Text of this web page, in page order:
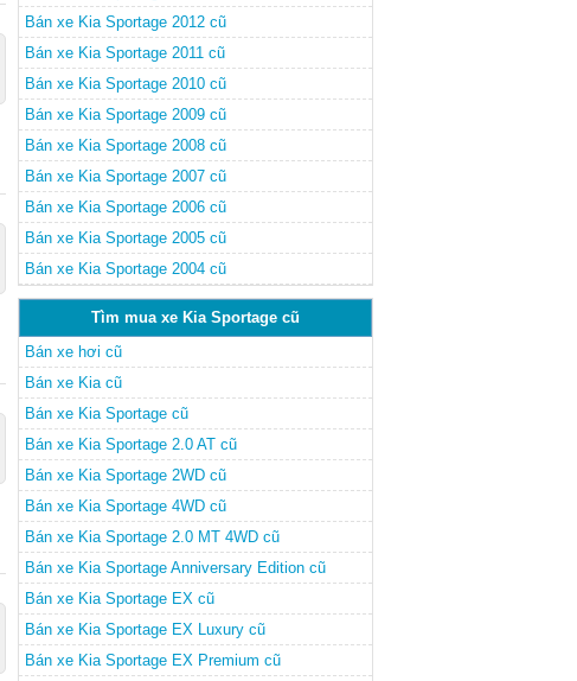
Bán xe Kia Sportage 2012 cũ
Bán xe Kia Sportage 2011 cũ
Bán xe Kia Sportage 2010 cũ
Bán xe Kia Sportage 2009 cũ
Bán xe Kia Sportage 2008 cũ
Bán xe Kia Sportage 2007 cũ
Bán xe Kia Sportage 2006 cũ
Bán xe Kia Sportage 2005 cũ
Bán xe Kia Sportage 2004 cũ
Tìm mua xe Kia Sportage cũ
Bán xe hơi cũ
Bán xe Kia cũ
Bán xe Kia Sportage cũ
Bán xe Kia Sportage 2.0 AT cũ
Bán xe Kia Sportage 2WD cũ
Bán xe Kia Sportage 4WD cũ
Bán xe Kia Sportage 2.0 MT 4WD cũ
Bán xe Kia Sportage Anniversary Edition cũ
Bán xe Kia Sportage EX cũ
Bán xe Kia Sportage EX Luxury cũ
Bán xe Kia Sportage EX Premium cũ